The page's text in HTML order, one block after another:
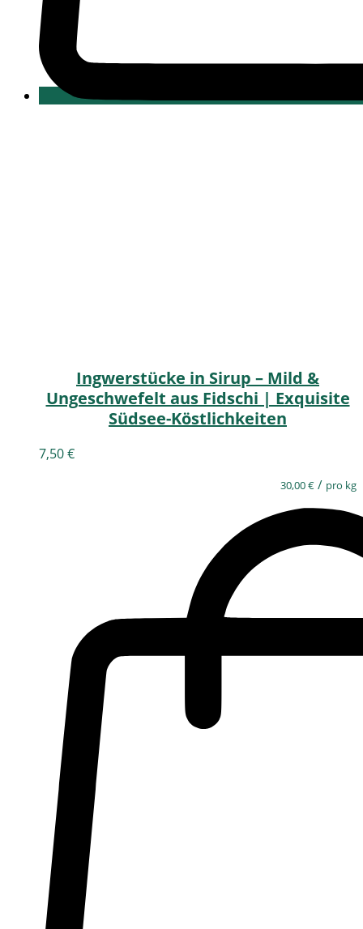
Ingwerstücke in Sirup – Mild &
Ungeschwefelt aus Fidschi | Exquisite
Südsee-Köstlichkeiten
7,50€
30,00€ / pro kg